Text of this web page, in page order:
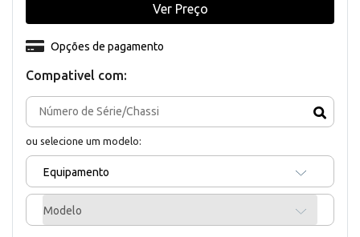
Compativel com:
ou selecione um modelo:
Equipamento
Modelo
Opções de pagamento
Ver Preço